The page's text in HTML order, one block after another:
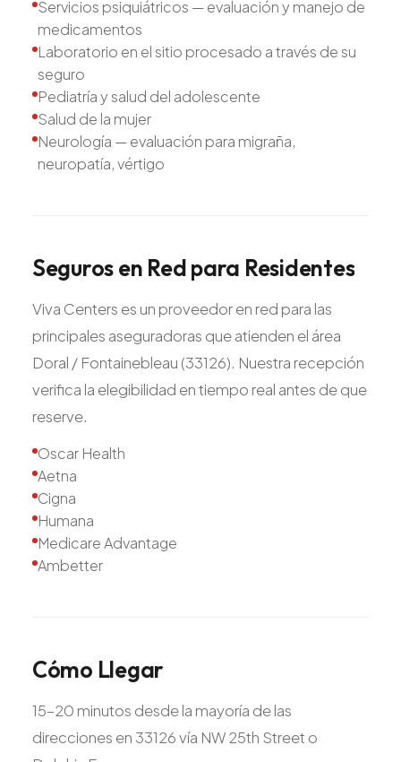
Servicios psiquiátricos — evaluación y manejo de
medicamentos
Laboratorio en el sitio procesado a través de su
seguro
Pediatría y salud del adolescente
Salud de la mujer
Neurología — evaluación para migraña,
neuropatía, vértigo
Segurosen Redpara Residentes
Viva Centers es un proveedor en red para las
principales aseguradoras que atienden el área
Doral / Fontainebleau (33126). Nuestra recepción
verifica la elegibilidad en tiempo real antes de que
reserve.
Oscar Health
Aetna
Cigna
Humana
Medicare Advantage
Ambetter
Cómo Llegar
15-20 minutos desde la mayoría de las
direcciones en 33126 vía NW 25th Street o